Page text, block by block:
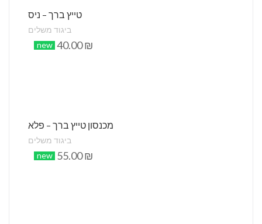
טייץ ברך – ניס
ביגוד משלים
40.00₪
new
מכנסון טייץ ברך – פלא
ביגוד משלים
55.00₪
new